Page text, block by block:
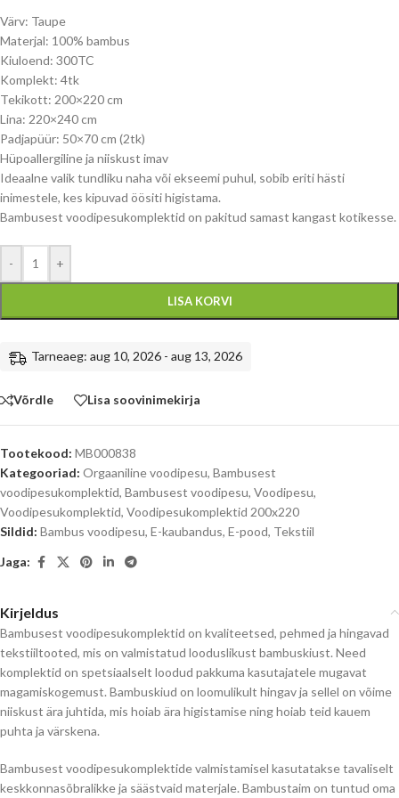
Värv: Taupe
Materjal: 100% bambus
Kiuloend: 300TC
Komplekt: 4tk
Tekikott: 200×220 cm
Lina: 220×240 cm
Padjapüür: 50×70 cm (2tk)
Hüpoallergiline ja niiskust imav
Ideaalne valik tundliku naha või ekseemi puhul, sobib eriti hästi
inimestele, kes kipuvad öösiti higistama.
Bambusest voodipesukomplektid on pakitud samast kangast kotikesse.
- +
LISA KORVI
Tarneaeg: aug 10, 2026 - aug 13, 2026
Võrdle Lisa soovinimekirja
Tootekood: MB000838
Kategooriad: Orgaaniline voodipesu, Bambusest
voodipesukomplektid, Bambusest voodipesu, Voodipesu,
Voodipesukomplektid, Voodipesukomplektid 200x220
Sildid: Bambus voodipesu, E-kaubandus, E-pood, Tekstiil
Jaga:
Kirjeldus
Bambusest voodipesukomplektid on kvaliteetsed, pehmed ja hingavad
tekstiiltooted, mis on valmistatud looduslikust bambuskiust. Need
komplektid on spetsiaalselt loodud pakkuma kasutajatele mugavat
magamiskogemust. Bambuskiud on loomulikult hingav ja sellel on võime
niiskust ära juhtida, mis hoiab ära higistamise ning hoiab teid kauem
puhta ja värskena.
Bambusest voodipesukomplektide valmistamisel kasutatakse tavaliselt
keskkonnasõbralikke ja säästvaid materjale. Bambustaim on tuntud oma